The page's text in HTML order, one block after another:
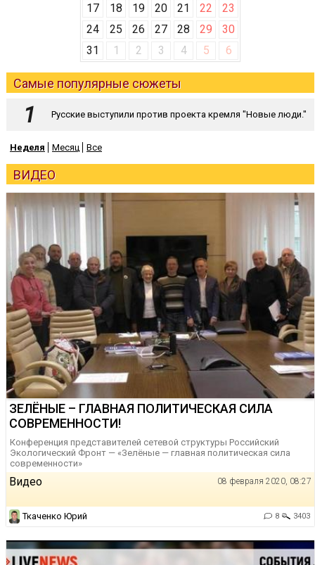
17
18 19 20 21 22
23
24
25 26 27 28 29
30
31
1 2 3 4 5 6
Самые популярные сюжеты
Русские выступили против проекта кремля "Новые люди."
Неделя Месяц Все
ВИДЕО
ЗЕЛЁНЫЕ – ГЛАВНАЯ ПОЛИТИЧЕСКАЯ СИЛА
СОВРЕМЕННОСТИ!
Конференция представителей сетевой структуры Российский
Экологический Фронт — «Зелёные — главная политическая сила
современности»
Видео 08 февраля 2020, 08:27
Ткаченко Юрий 8 3403